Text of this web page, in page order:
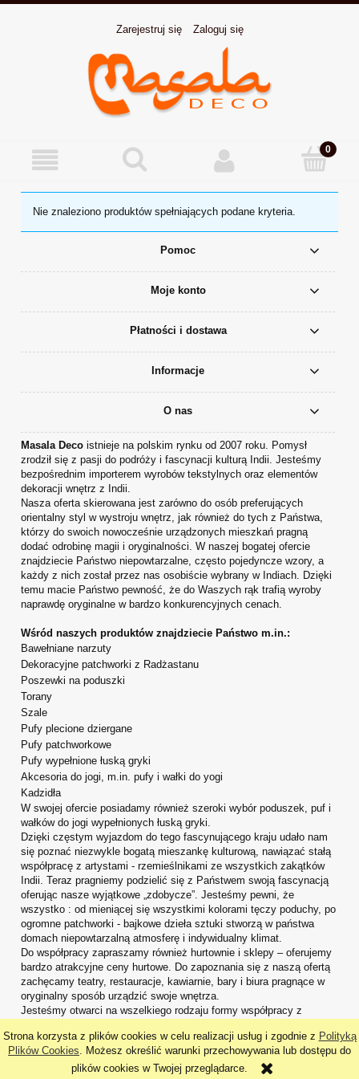
Strona korzysta z plików cookies w celu realizacji usług i zgodnie z Polityką
Plików Cookies. Możesz określić warunki przechowywania lub dostępu do
plików cookies w Twojej przeglądarce.
Zarejestruj się Zaloguj się
Nie znaleziono produktów spełniających podane kryteria.
Pomoc
Moje konto
Płatności i dostawa
Informacje
O nas
Masala Deco istnieje na polskim rynku od 2007 roku. Pomysł
zrodził się z pasji do podróży i fascynacji kulturą Indii. Jesteśmy
bezpośrednim importerem wyrobów tekstylnych oraz elementów
dekoracji wnętrz z Indii.
Nasza oferta skierowana jest zarówno do osób preferujących
orientalny styl w wystroju wnętrz, jak również do tych z Państwa,
którzy do swoich nowocześnie urządzonych mieszkań pragną
dodać odrobinę magii i oryginalności. W naszej bogatej ofercie
znajdziecie Państwo niepowtarzalne, często pojedyncze wzory, a
każdy z nich został przez nas osobiście wybrany w Indiach. Dzięki
temu macie Państwo pewność, że do Waszych rąk trafią wyroby
naprawdę oryginalne w bardzo konkurencyjnych cenach.
Wśród naszych produktów znajdziecie Państwo m.in.:
Bawełniane narzuty
Dekoracyjne patchworki z Radżastanu
Poszewki na poduszki
Torany
Szale
Pufy plecione dziergane
Pufy patchworkowe
Pufy wypełnione łuską gryki
Akcesoria do jogi, m.in. pufy i wałki do yogi
Kadzidła
W swojej ofercie posiadamy również szeroki wybór poduszek, puf i
wałków do jogi wypełnionych łuską gryki.
Dzięki częstym wyjazdom do tego fascynującego kraju udało nam
się poznać niezwykle bogatą mieszankę kulturową, nawiązać stałą
współpracę z artystami - rzemieślnikami ze wszystkich zakątków
Indii. Teraz pragniemy podzielić się z Państwem swoją fascynacją
oferując nasze wyjątkowe „zdobycze”. Jesteśmy pewni, że
wszystko : od mieniącej się wszystkimi kolorami tęczy poduchy, po
ogromne patchworki - bajkowe dzieła sztuki stworzą w państwa
domach niepowtarzalną atmosferę i indywidualny klimat.
Do współpracy zapraszamy również hurtownie i sklepy – oferujemy
bardzo atrakcyjne ceny hurtowe. Do zapoznania się z naszą ofertą
zachęcamy teatry, restauracje, kawiarnie, bary i biura pragnące w
oryginalny sposób urządzić swoje wnętrza.
Jesteśmy otwarci na wszelkiego rodzaju formy współpracy z
pokaż pełną wersję strony
Sklep internetowy Shoper.pl